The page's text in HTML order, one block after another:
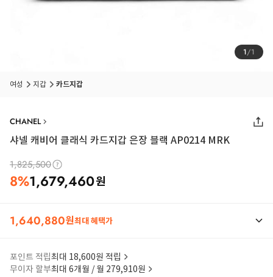
1/1
여성 지갑 카드지갑
CHANEL
샤넬 캐비어 클래식 카드지갑 은장 블랙 AP0214 MRK
1,825,500
8%1,679,460원
1,640,880원최대 혜택가
포인트 적립최대 18,600원 적립
무이자 할부최대 6개월 / 월 279,910원